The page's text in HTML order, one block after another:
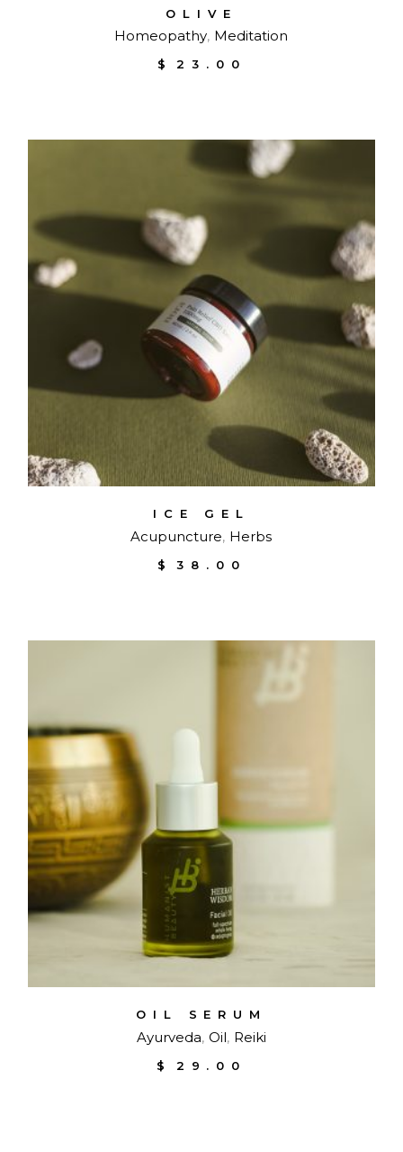
OLIVE
Homeopathy Meditation
$ 23.00
ICE GEL
Acupuncture Herbs
$ 38.00
OIL SERUM
Ayurveda Oil Reiki
$ 29.00